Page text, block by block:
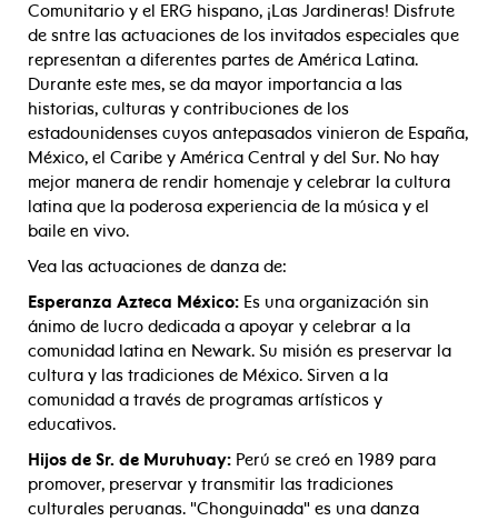
Comunitario y el ERG hispano, ¡Las Jardineras! Disfrute
de sntre las actuaciones de los invitados especiales que
representan a diferentes partes de América Latina.
Durante este mes, se da mayor importancia a las
historias, culturas y contribuciones de los
estadounidenses cuyos antepasados vinieron de España,
México, el Caribe y América Central y del Sur. No hay
mejor manera de rendir homenaje y celebrar la cultura
latina que la poderosa experiencia de la música y el
baile en vivo.
Vea las actuaciones de danza de:
Esperanza Azteca México: Es una organización sin
ánimo de lucro dedicada a apoyar y celebrar a la
comunidad latina en Newark. Su misión es preservar la
cultura y las tradiciones de México. Sirven a la
comunidad a través de programas artísticos y
educativos.
Hijos de Sr. de Muruhuay: Perú se creó en 1989 para
promover, preservar y transmitir las tradiciones
culturales peruanas. "Chonguinada" es una danza